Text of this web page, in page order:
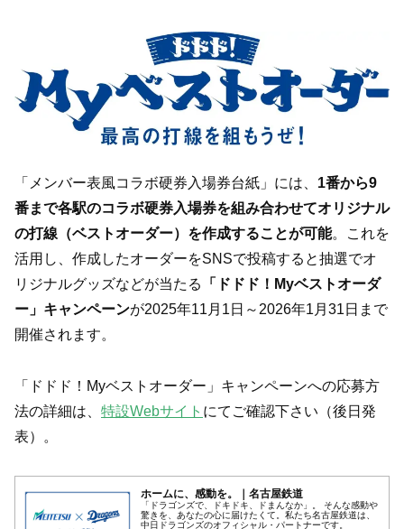
「メンバー表風コラボ硬券入場券台紙」には、 1番から9
番まで各駅のコラボ硬券入場券を組み合わせてオリジナル
の打線（ベストオーダー）を作成することが可能。これを
活用し、作成したオーダーをSNSで投稿すると抽選でオ
リジナルグッズなどが当たる
「ドドド！Myベストオーダ
ー」キャンペーンが2025年11月1日～2026年1月31日まで
開催されます。
「ドドド！Myベストオーダー」キャンペーンへの応募方
法の詳細は、 特設Webサイト にてご確認下さい（後日発
表）。
ホームに、感動を。｜名古屋鉄道
「ドラゴンズで、ドキドキ、ドまんなか」。 そんな感動や
驚きを、あなたの心に届けたくて。私たち名古屋鉄道は、
中日ドラゴンズのオフィシャル・パートナーです。